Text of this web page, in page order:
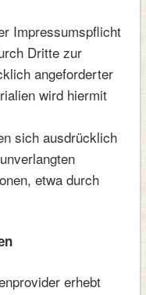
Impressumspflicht
Dritte zur
angeforderter
wird hiermit
sich ausdrücklich
etwa durch
erhebt